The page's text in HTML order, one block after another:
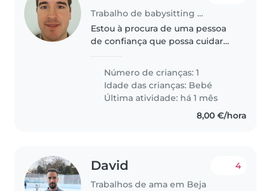
Trabalho de babysitting em Beja
Estou à procura de uma pessoa
de confiança que possa cuidar
minha família precisa de alguém
que se sinta confortável em
preparar refeições e ajudar com
Número de crianças: 1
Idade das crianças: Bebé
Última atividade: há 1 mês
8,00 €/hora
David
Trabalhos de ama em Beja
4